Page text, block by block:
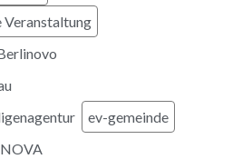
ev-gemeinde